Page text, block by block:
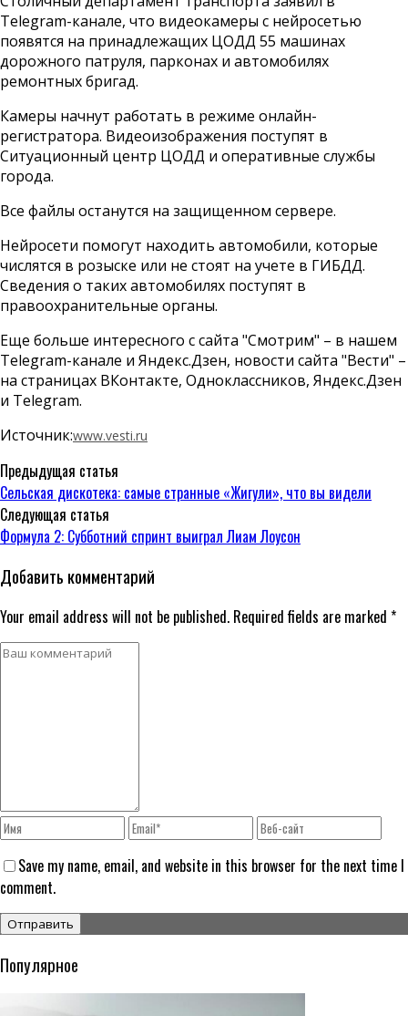
Telegram-канале, что видеокамеры с нейросетью
появятся на принадлежащих ЦОДД 55 машинах
дорожного патруля, парконах и автомобилях
ремонтных бригад.
Камеры начнут работать в режиме онлайн-
регистратора. Видеоизображения поступят в
Ситуационный центр ЦОДД и оперативные службы
города.
Все файлы останутся на защищенном сервере.
Нейросети помогут находить автомобили, которые
числятся в розыске или не стоят на учете в ГИБДД.
Сведения о таких автомобилях поступят в
правоохранительные органы.
Еще больше интересного с сайта "Смотрим" – в нашем
Telegram-канале и Яндекс.Дзен, новости сайта "Вести" –
на страницах ВКонтакте, Одноклассников, Яндекс.Дзен
и Telegram.
Источник:www.vesti.ru
Предыдущая статья
Сельская дискотека: самые странные «Жигули», что вы видели
Следующая статья
Формула 2: Субботний спринт выиграл Лиам Лоусон
Добавить комментарий
Your email address will not be published. Required fields are marked *
Save my name, email, and website in this browser for the next time I
comment.
Популярное